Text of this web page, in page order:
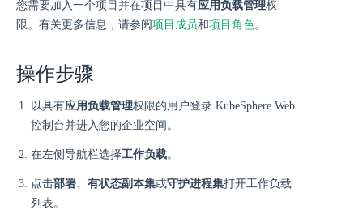
您需要加入一个项目并在项目中具有应用负载管理权
限。有关更多信息，请参阅项目成员和项目角色。
操作步骤
以具有应用负载管理权限的用户登录 KubeSphere Web
控制台并进入您的企业空间。
在左侧导航栏选择工作负载。
点击部署、 有状态副本集或守护进程集打开工作负载
列表。